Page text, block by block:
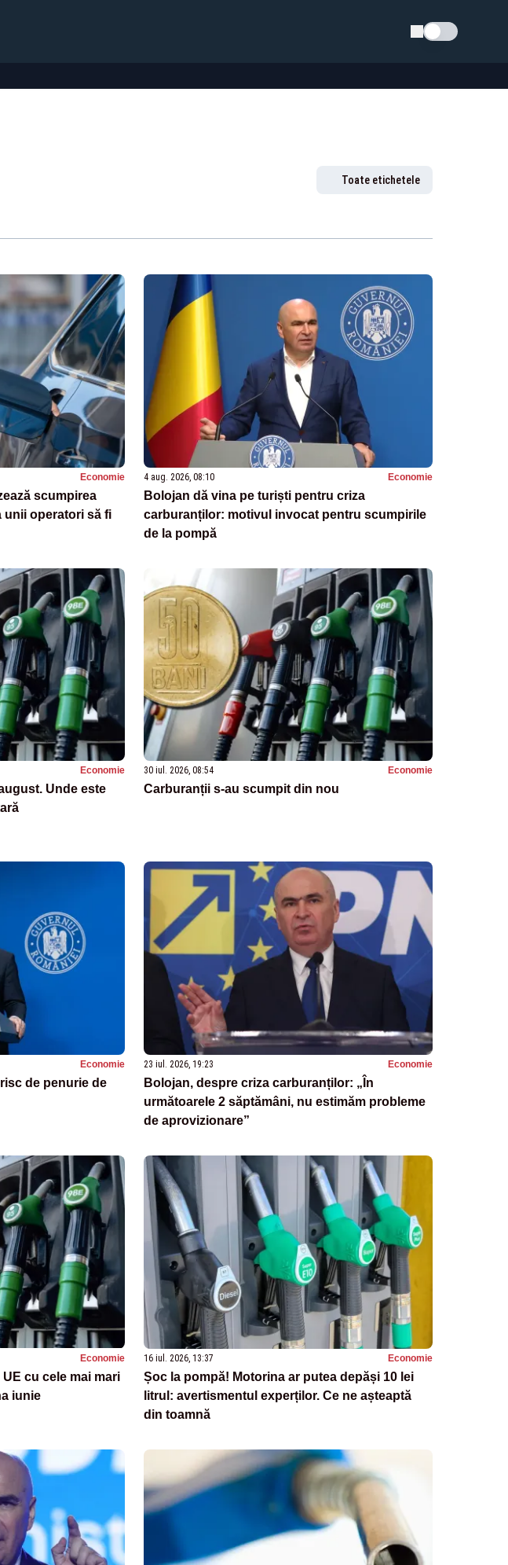
Schimba tema
Toate etichetele
Economie
scumpirea
unii operatori să fi
4 aug. 2026, 08:10 Economie
Bolojan dă vina pe turiști pentru criza
carburanților: motivul invocat pentru scumpirile
de la pompă
Economie
Unde este
30 iul. 2026, 08:54 Economie
Carburanții s-au scumpit din nou
Economie
de penurie de
23 iul. 2026, 19:23 Economie
Bolojan, despre criza carburanților: „În
următoarele 2 săptămâni, nu estimăm probleme
de aprovizionare”
Economie
cu cele mai mari
iunie
16 iul. 2026, 13:37 Economie
Șoc la pompă! Motorina ar putea depăși 10 lei
litrul: avertismentul experților. Ce ne așteaptă
din toamnă